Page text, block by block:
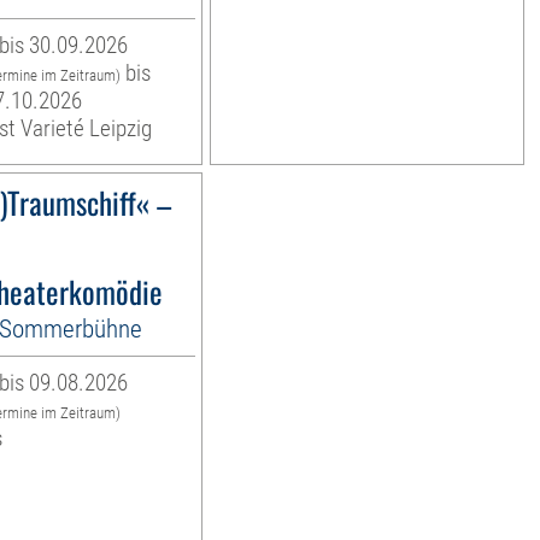
30.09.2026
im Zeitraum) bis
Varieté Leipzig
–
09.08.2026
im Zeitraum)